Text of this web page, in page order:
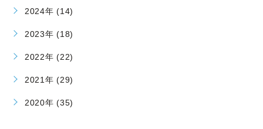
2024年 (14)
2023年 (18)
2022年 (22)
2021年 (29)
2020年 (35)